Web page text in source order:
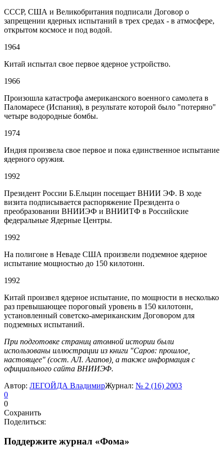
СССР, США и Великобритания подписали Договор о
запрещении ядерных испытаний в трех средах - в атмосфере,
открытом космосе и под водой.
1964
Китай испытал свое первое ядерное устройство.
1966
Произошла катастрофа американского военного самолета в
Паломаресе (Испания), в результате которой было "потеряно"
четыре водородные бомбы.
1974
Индия произвела свое первое и пока единственное испытание
ядерного оружия.
1992
Президент России Б.Ельцин посещает ВНИИ ЭФ. В ходе
визита подписывается распоряжение Президента о
преобразовании ВНИИЭФ и ВНИИТФ в Российские
федеральные Ядерные Центры.
1992
На полигоне в Неваде США произвели подземное ядерное
испытание мощностью до 150 килотонн.
1992
Китай произвел ядерное испытание, по мощности в несколько
раз превышающее пороговый уровень в 150 килотонн,
установленный советско-американским Договором для
подземных испытаний.
При подготовке страниц атомной истории были
использованы иллюстрации из книги "Саров: прошлое,
настоящее" (сост. АЛ. Агапов), а также информация с
официального сайта ВНИИЭФ.
Автор: ЛЕГОЙДА ВладимирЖурнал: № 2 (16) 2003
0
0
Сохранить
Поделиться:
Поддержите журнал «Фома»